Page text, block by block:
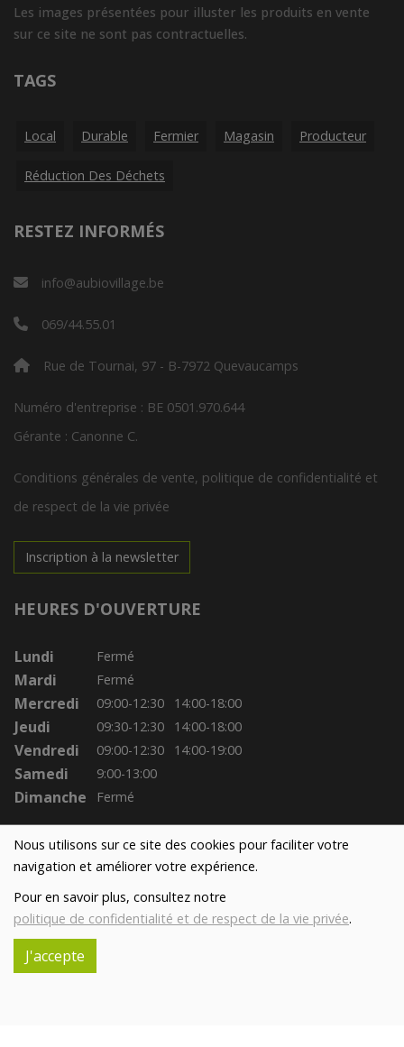
Nous utilisons sur ce site des cookies pour faciliter votre
navigation et améliorer votre expérience.
Pour en savoir plus, consultez notre
politique de confidentialité et de respect de la vie privée.
J'accepte
Les images présentées pour illuster les produits en vente
sur ce site ne sont pas contractuelles.
TAGS
Local Durable Fermier Magasin Producteur
Réduction Des Déchets
RESTEZ INFORMÉS
info@aubiovillage.be
069/44.55.01
Rue de Tournai, 97 - B-7972 Quevaucamps
Numéro d'entreprise : BE 0501.970.644
Gérante : Canonne C.
Conditions générales de vente, politique de confidentialité et
de respect de la vie privée
Inscription à la newsletter
HEURES D'OUVERTURE
Lundi Fermé
Mardi Fermé
Mercredi 09:00-12:30 14:00-18:00
Jeudi 09:30-12:30 14:00-18:00
Vendredi 09:00-12:30 14:00-19:00
Samedi 9:00-13:00
Dimanche Fermé